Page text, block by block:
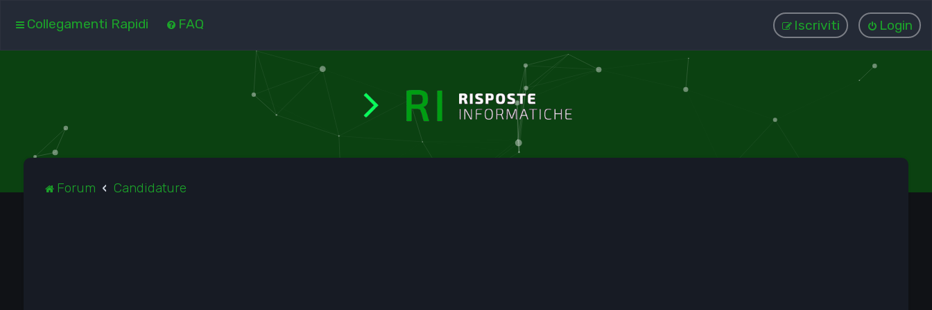
Collegamenti Rapidi FAQ Login
Iscriviti
Forum Candidature